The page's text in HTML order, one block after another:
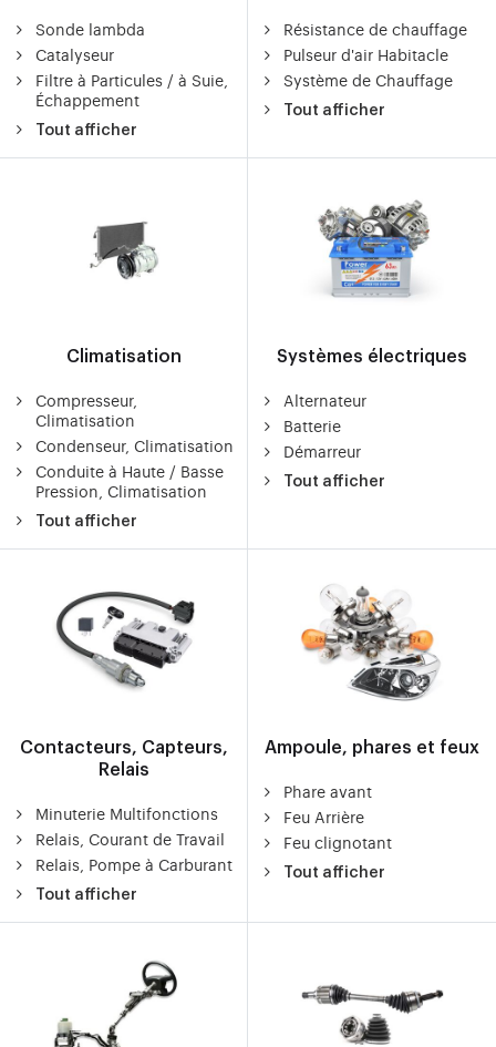
Sonde lambda
Catalyseur
Filtre à Particules / à Suie,
Échappement
Tout afficher
Résistance de chauffage
Pulseur d'air Habitacle
Système de Chauffage
Tout afficher
Climatisation
Compresseur,
Climatisation
Condenseur, Climatisation
Conduite à Haute / Basse
Pression, Climatisation
Tout afficher
Systèmes électriques
Alternateur
Batterie
Démarreur
Tout afficher
Contacteurs, Capteurs,
Relais
Minuterie Multifonctions
Relais, Courant de Travail
Relais, Pompe à Carburant
Tout afficher
Ampoule, phares et feux
Phare avant
Feu Arrière
Feu clignotant
Tout afficher